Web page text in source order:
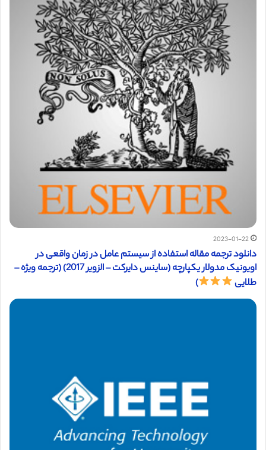
2023-01-22
دانلود ترجمه مقاله استفاده از سیستم عامل در زمان واقعی در
اویونیک مدولار یکپارچه (ساینس دایرکت – الزویر 2017) (ترجمه ویژه –
طلایی
)